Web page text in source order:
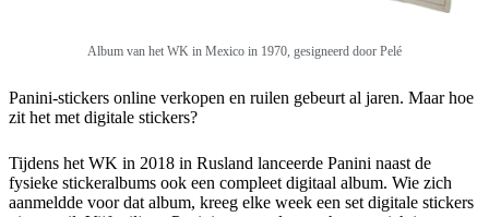
Album van het WK in Mexico in 1970, gesigneerd door Pelé
Panini-stickers online verkopen en ruilen gebeurt al jaren. Maar hoe
zit het met digitale stickers?
Tijdens het WK in 2018 in Rusland lanceerde Panini naast de
fysieke stickeralbums ook een compleet digitaal album. Wie zich
aanmeldde voor dat album, kreeg elke week een set digitale stickers